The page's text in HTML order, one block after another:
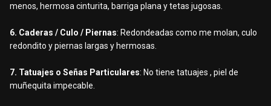
menos, hermosa cinturita, barriga plana y tetas jugosas.
6. Caderas / Culo / Piernas: Redondeadas como me molan, culo
redondito y piernas largas y hermosas.
7. Tatuajes o Señas Particulares: No tiene tatuajes , piel de
muñequita impecable.